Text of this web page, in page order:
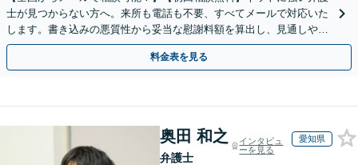
士が見つからない方へ。来所も電話も不要、すべてメールで対応いた
します。書き込みの悪質性から妥当な慰謝料額を算出し、見通しや費
用面のリスクも包み隠さずお伝えしサポートします。
料金表を見る
奥田 和之
弁護士
インタビュ
ーを見る
愛知県